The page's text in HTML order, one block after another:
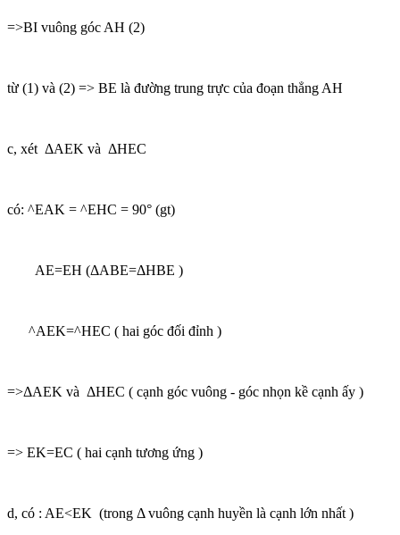
=>BI vuông góc AH (2)
từ (1) và (2) => BE là đường trung trực của đoạn thẳng AH
c, xét ΔAEK và ΔHEC
có: ^EAK = ^EHC = 90° (gt)
AE=EH (ΔABE=ΔHBE )
^AEK=^HEC ( hai góc đối đỉnh )
=>ΔAEK và ΔHEC ( cạnh góc vuông - góc nhọn kề cạnh ấy )
=> EK=EC ( hai cạnh tương ứng )
d, có : AE<EK (trong Δ vuông cạnh huyền là cạnh lớn nhất )